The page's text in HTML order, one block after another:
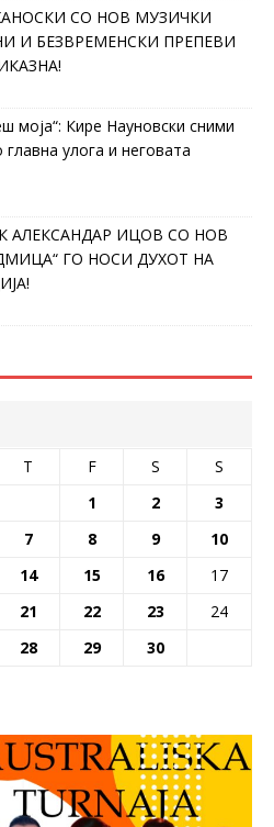
СО НОВ МУЗИЧКИ
И БЕЗВРЕМЕНСКИ ПРЕПЕВИ
моја“: Кире Науновски сними
улога и неговата
АЛЕКСАНДАР ИЦОВ СО НОВ
ГО НОСИ ДУХОТ НА
T F S
S
1
2
3
7 8 9
10
14 15 16
17
21 22 23
24
28 29 30